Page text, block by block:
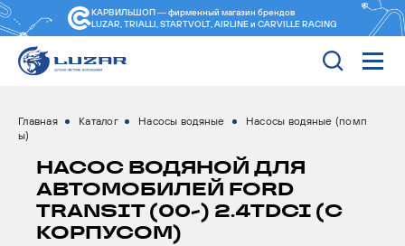
КАРВИЛЬШОП — фирменный магазин брендов
LUZAR, TRIALLI, STARTVOLT, AIRLINE и CARVILLE RACING
Главная Каталог Насосы водяные
Насосы водяные (помп
ы)
НАСОС ВОДЯНОЙ ДЛЯ
АВТОМОБИЛЕЙ FORD
TRANSIT (00-) 2.4TDCI (С
КОРПУСОМ)